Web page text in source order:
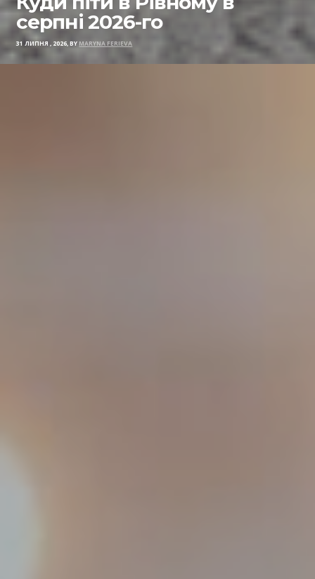
серпні 2026-го
31 ЛИПНЯ , 2026, BY MARYNA FERIEVA